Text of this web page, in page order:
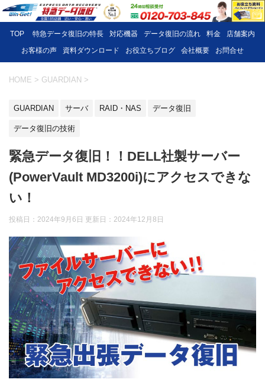
TOP 特急データ復旧の特長 対応機器 データ復旧の流れ 料金
店舗案内
お客様の声
資料ダウンロード お役立ちブログ 会社概要 お問合せ
HOME > GUARDIAN >
GUARDIAN サーバ RAID・NAS データ復旧
データ復旧の技術
緊急データ復旧！！DELL社製サーバー
(PowerVault MD3200i)にアクセスできな
い！
投稿日：2024年9月6日 更新日： 2024年12月8日